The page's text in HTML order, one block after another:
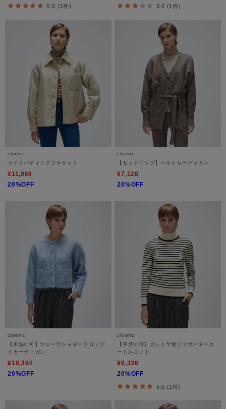
5.0 (1件) 3.0 (1件)
cloenc
ライトパディングジャケット
¥11,968
20%OFF
cloenc
【セットアップ】ベルトカーディガン
¥7,128
20%OFF
cloenc
【手洗い可】ウェーヴシャギークロップ
ドカーディガン
¥10,384
20%OFF
cloenc
【手洗い可】カシミヤ混リブボーダータ
ートルニット
¥6,336
20%OFF
5.0 (1件)